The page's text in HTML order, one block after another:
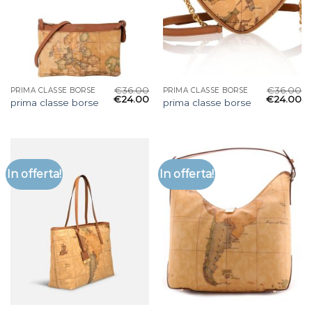
PRIMA CLASSE BORSE
prima classe borse
€36.00
€24.00
PRIMA CLASSE BORSE
prima classe borse
€36.00
€24.00
In offerta! In offerta!